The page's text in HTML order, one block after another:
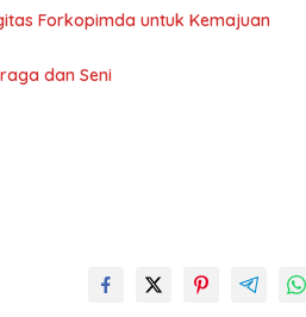
Forkopimda untuk Kemajuan
dan Seni